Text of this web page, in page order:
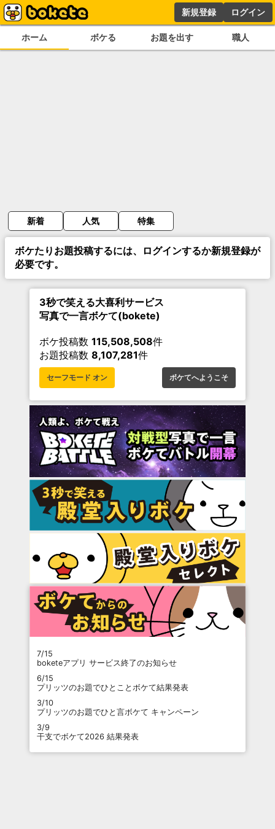
新規登録 ログイン
ホーム ボケる お題を出す 職人
新着 人気 特集
ボケたりお題投稿するには、ログインするか新規登録が
必要です。
3秒で笑える大喜利サービス
写真で一言ボケて(bokete)
ボケ投稿数 115,508,508件
お題投稿数 8,107,281件
セーフモード オン ボケてへようこそ
7/15
boketeアプリ サービス終了のお知らせ
6/15
プリッツのお題でひとことボケて結果発表
3/10
プリッツのお題でひと言ボケて キャンペーン
3/9
干支でボケて2026 結果発表